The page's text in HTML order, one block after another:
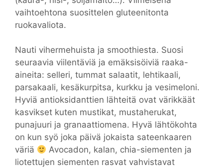
vaihtoehtona suosittelen gluteenitonta
ruokavaliota.
Nauti vihermehuista ja smoothiesta. Suosi
seuraavia viilentäviä ja emäksisöiviä raaka-
aineita: selleri, tummat salaatit, lehtikaali,
parsakaali, kesäkurpitsa, kurkku ja vesimeloni.
Hyviä antioksidanttien lähteitä ovat värikkäät
kasvikset kuten mustikat, mustaherukat,
punajuuri ja granaattiomena. Hyvä lähtökohta
on kun syö joka päivä jokaista sateenkaaren
väriä
Avocadon, kalan, chia-siementen ja
liotettujen siementen rasvat vahvistavat